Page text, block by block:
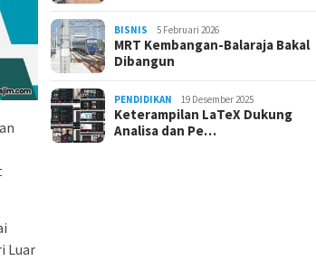
Luar
BISNIS 5 Februari 2026
MRT Kembangan-Balaraja Bakal
Dibangun
PENDIDIKAN 19 Desember 2025
Keterampilan LaTeX Dukung
Analisa dan Pe…